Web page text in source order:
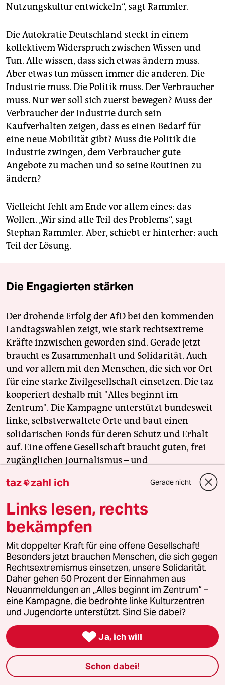
Nutzungskultur entwickeln“, sagt Rammler.
Die Autokratie Deutschland steckt in einem
kollektivem Widerspruch zwischen Wissen und
Tun. Alle wissen, dass sich etwas ändern muss.
Aber etwas tun müssen immer die anderen. Die
Industrie muss. Die Politik muss. Der Verbraucher
muss. Nur wer soll sich zuerst bewegen? Muss der
Verbraucher der Industrie durch sein
Kaufverhalten zeigen, dass es einen Bedarf für
eine neue Mobilität gibt? Muss die Politik die
Industrie zwingen, dem Verbraucher gute
Angebote zu machen und so seine Routinen zu
ändern?
Vielleicht fehlt am Ende vor allem eines: das
Wollen. „Wir sind alle Teil des Problems“, sagt
Stephan Rammler. Aber, schiebt er hinterher: auch
Teil der Lösung.
Die Engagierten stärken
Der drohende Erfolg der AfD bei den kommenden
Landtagswahlen zeigt, wie stark rechtsextreme
Kräfte inzwischen geworden sind. Gerade jetzt
braucht es Zusammenhalt und Solidarität. Auch
und vor allem mit den Menschen, die sich vor Ort
für eine starke Zivilgesellschaft einsetzen. Die taz
kooperiert deshalb mit "Alles beginnt im
Zentrum". Die Kampagne unterstützt bundesweit
linke, selbstverwaltete Orte und baut einen
solidarischen Fonds für deren Schutz und Erhalt
auf. Eine offene Gesellschaft braucht guten, frei
zugänglichen Journalismus – und
auch? Dann machen Sie mit und unterstützen Sie
Jetzt unterstützen
Themen
#Lesestück Recherche und Reportage
#Barbara Hendricks
#Alexander Dobrindt
#Mobilität #Autoindustrie #Diesel
Feedback Kommentieren Fehlerhinweis
Diesen Artikel teilen
taz zahl ich Gerade nicht
Links lesen, rechts
bekämpfen
Mit doppelter Kraft für eine offene Gesellschaft!
Besonders jetzt brauchen Menschen, die sich gegen
Rechtsextremismus einsetzen, unsere Solidarität.
Daher gehen 50 Prozent der Einnahmen aus
Neuanmeldungen an „Alles beginnt im Zentrum“ –
eine Kampagne, die bedrohte linke Kulturzentren
und Jugendorte unterstützt. Sind Sie dabei?
 Ja, ich will
Schon dabei!